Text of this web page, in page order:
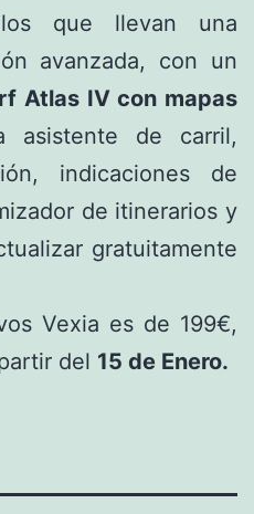
que llevan una
avanzada, con un
Atlas IV con mapas
asistente de carril,
indicaciones de
de itinerarios y
gratuitamente
Vexia es de 199€,
del 15 de Enero.